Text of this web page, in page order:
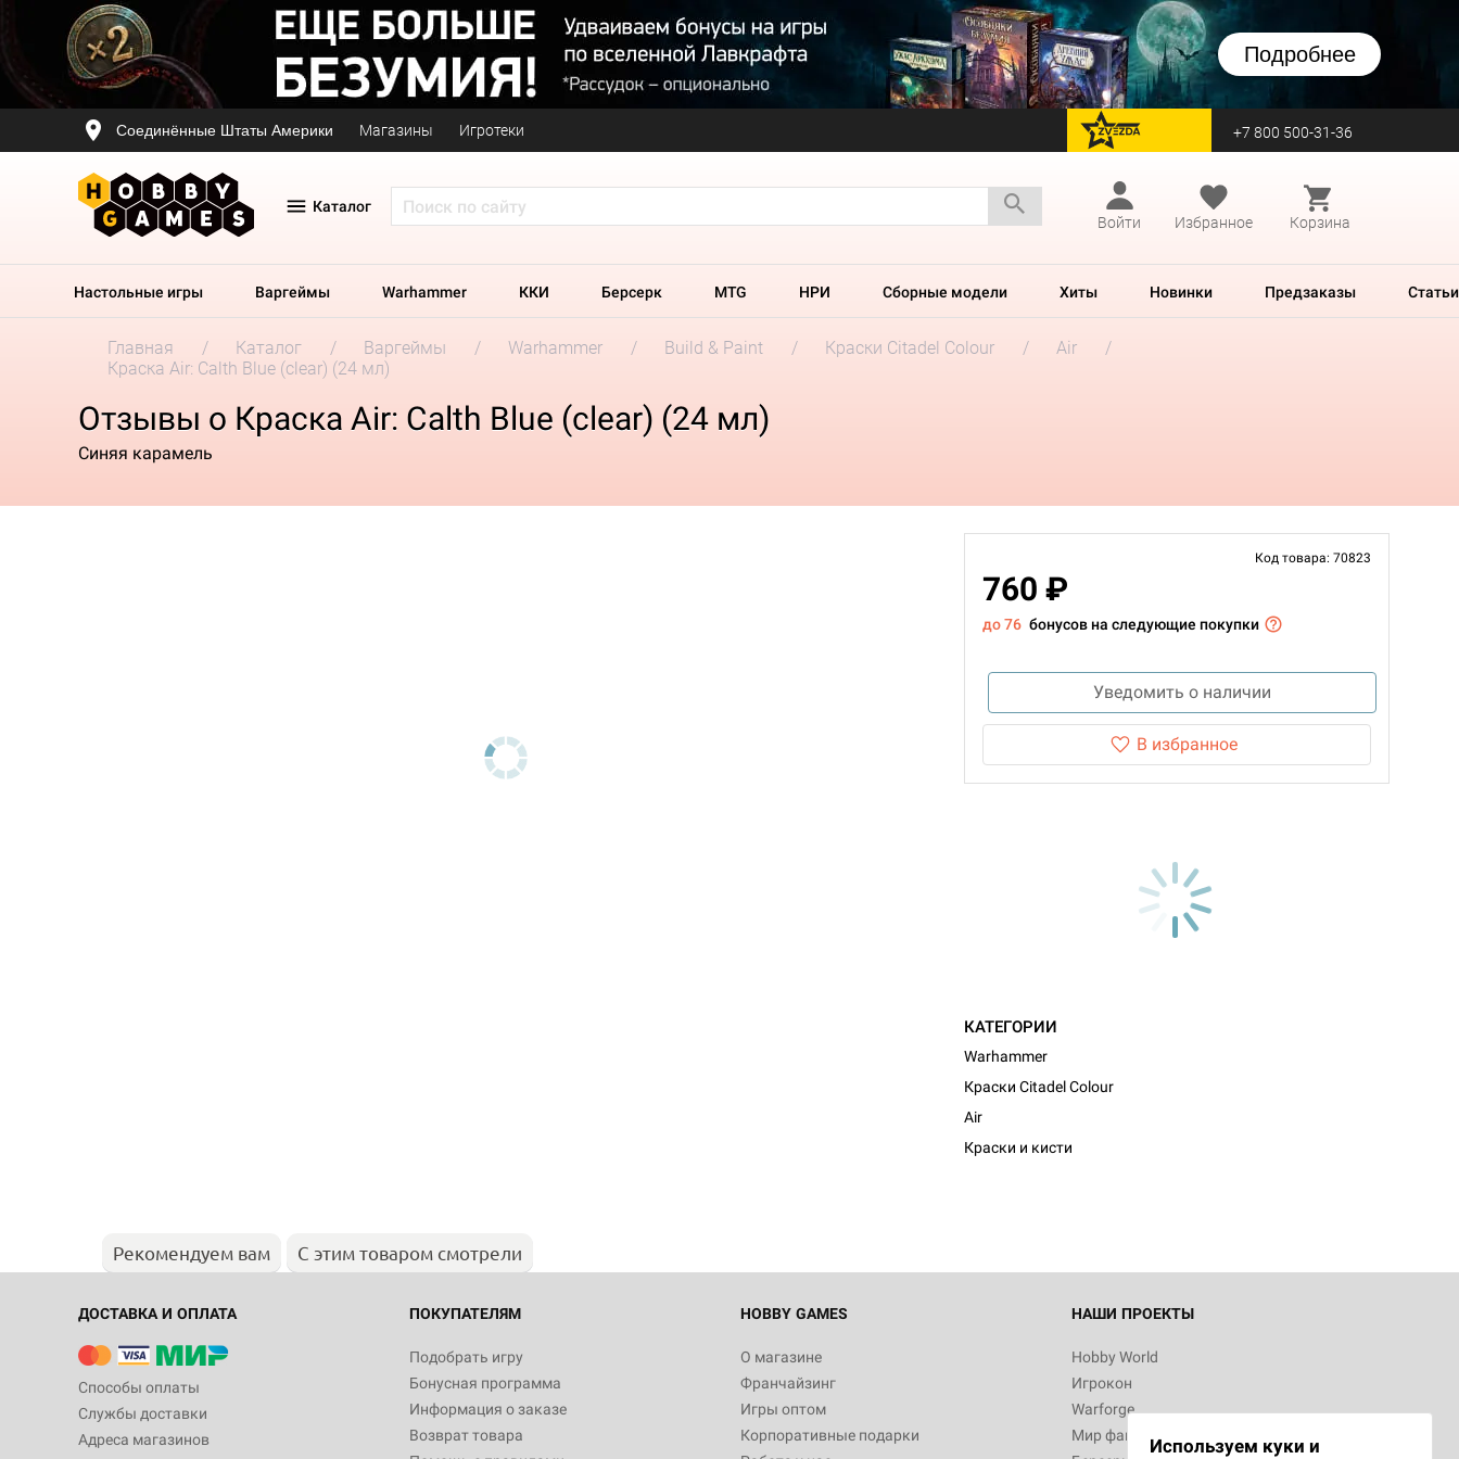
Подробнее
Соединённые Штаты Америки Магазины Игротеки перейти на Zvezda +7 800 500-31-36
Каталог
Войти
Избранное Корзина
Настольные игры Варгеймы Warhammer ККИ Берсерк MTG НРИ Сборные модели Хиты Новинки Предзаказы Статьи
Главная Каталог Варгеймы Warhammer Build & Paint Краски Citadel Colour
Air
Краска Air: Calth Blue (clear) (24 мл)
Отзывы о Краска Air: Calth Blue (clear) (24 мл)
Синяя карамель
Код товара: 70823
760 ₽
до 76 бонусов на следующие покупки
Уведомить о наличии
В избранное
КАТЕГОРИИ
Warhammer
Краски Citadel Colour
Air
Краски и кисти
Рекомендуем вам С этим товаром смотрели
ДОСТАВКА И ОПЛАТА
Способы оплаты
Службы доставки
Адреса магазинов
ПОКУПАТЕЛЯМ
Подобрать игру
Бонусная программа
Информация о заказе
Возврат товара
HOBBY GAMES
О магазине
Франчайзинг
Игры оптом
Корпоративные подарки
НАШИ ПРОЕКТЫ
Hobby World
Игрокон
Warforge
Мир фантастикиИспользуем куки и